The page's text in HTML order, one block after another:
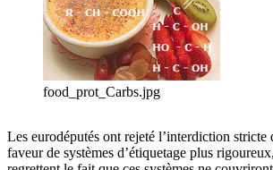
food_prot_Carbs.jpg
Les eurodéputés ont rejeté l’interdiction stricte
faveur de systèmes d’étiquetage plus